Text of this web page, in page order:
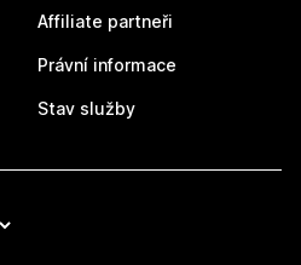
Affiliate partneři
Právní informace
Stav služby